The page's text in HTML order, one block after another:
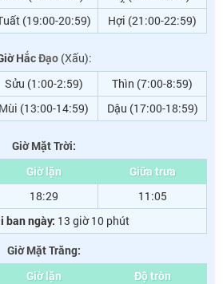
(19:00-20:59) Hợi (21:00-22:59)
Hắc Đạo(Xấu):
Sửu (1:00-2:59)
Thìn (7:00-8:59)
Mùi (13:00-14:59) Dậu (17:00-18:59)
Giờ Mặt Trời:
Giờ lặn
Giữa trưa
18:29
11:05
ban ngày: 13 giờ 10 phút
Giờ Mặt Trăng:
Giờ lặn
Độ tròn